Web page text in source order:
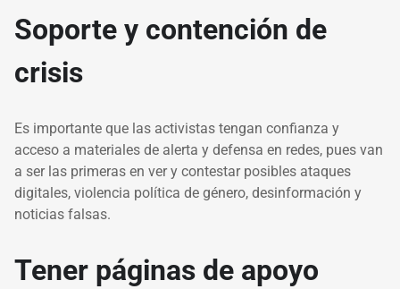
Soporte y contención de
crisis
Es importante que las activistas tengan confianza y
acceso a materiales de alerta y defensa en redes, pues van
a ser las primeras en ver y contestar posibles ataques
digitales, violencia política de género, desinformación y
noticias falsas.
Tener páginas de apoyo